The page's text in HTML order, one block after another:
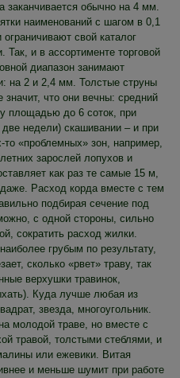
заканчивается обычно на 4 мм.
наименований с шагом в 0,1
свой каталог
и в ассортименте торговой
диапазон занимают
на 2 и 2,4 мм. Толстые струны
что они вечны: средний
площадью до 6 соток, при
недели) скашивании – и при
то «проблемных» зон, например,
зарослей лопухов и
как раз те самые 15 м,
Расход корда вместе с тем
подбирая сечение под
с одной стороны, сильно
сократить расход жилки.
грубым по результату,
сколько «рвет» траву, так
верхушки травинок,
Куда лучше любая из
звезда, многоугольник.
молодой траве, но вместе с
травой, толстыми стеблями, и
или ежевики. Витая
и меньше шумит при работе